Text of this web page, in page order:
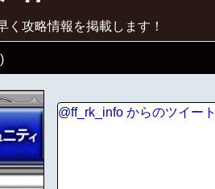
攻略情報を掲載します！
@ff_rk_info からのツイート